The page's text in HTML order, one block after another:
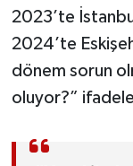
2023’te
2024’te
dönem sorun
oluyor?”